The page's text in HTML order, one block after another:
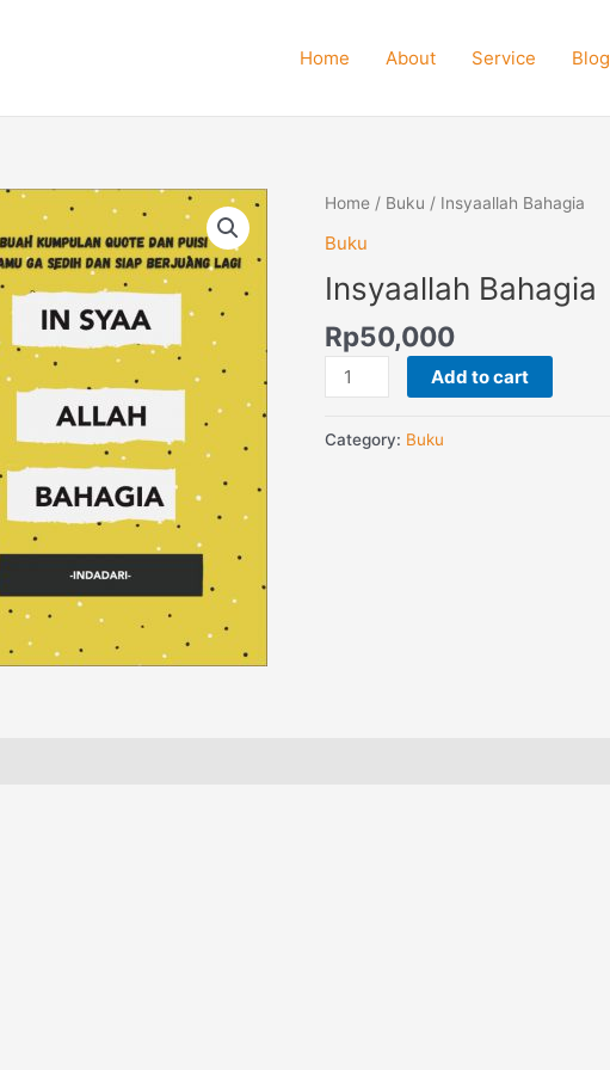
Home About Service Blog
Home / Buku / Insyaallah Bahagia
Buku
Insyaallah Bahagia
Rp50,000
Insyaallah
Add to cart
Category: Buku